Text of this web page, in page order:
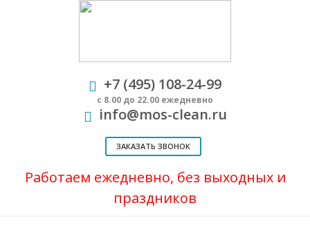
+7 (495) 108-24-99
с 8.00 до 22.00 ежедневно
info@mos-clean.ru
ЗАКАЗАТЬ ЗВОНОК
Работаем ежедневно, без выходных и
праздников